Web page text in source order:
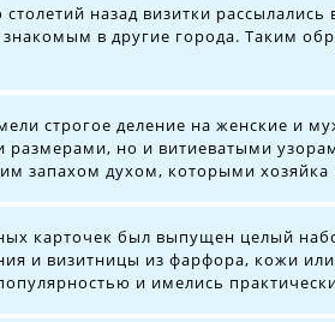
столетий назад визитки
в другие города. Таким
строгое деление на женские и
но и витиеватыми
запахом духом, которыми хозяйка
карточек был выпущен целый
и визитницы из фарфора, кожи
и имелись